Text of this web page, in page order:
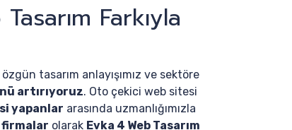
Farkıyla
özgün tasarım anlayışımız ve sektöre
artırıyoruz. Oto çekici web sitesi
yapanlar arasında uzmanlığımızla
firmalar olarak Evka 4 Web Tasarım